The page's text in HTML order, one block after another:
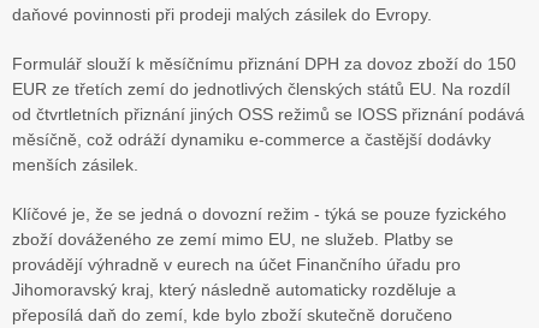
daňové povinnosti při prodeji malých zásilek do Evropy.
Formulář slouží k měsíčnímu přiznání DPH za dovoz zboží do 150
EUR ze třetích zemí do jednotlivých členských států EU. Na rozdíl
od čtvrtletních přiznání jiných OSS režimů se IOSS přiznání podává
měsíčně, což odráží dynamiku e-commerce a častější dodávky
menších zásilek.
Klíčové je, že se jedná o dovozní režim - týká se pouze fyzického
zboží dováženého ze zemí mimo EU, ne služeb. Platby se
provádějí výhradně v eurech na účet Finančního úřadu pro
Jihomoravský kraj, který následně automaticky rozděluje a
přeposílá daň do zemí, kde bylo zboží skutečně doručeno